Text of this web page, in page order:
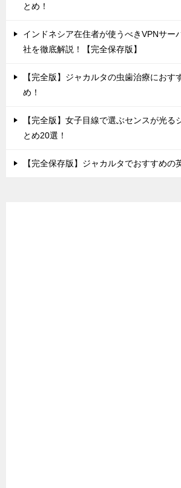
とめ！
インドネシア在住者が使うべきVPNサー
社を徹底解説！【完全保存版】
【完全版】ジャカルタの虫歯治療におす
め！
【完全版】女子目線で選ぶセンスが光る
とめ20選！
【完全保存版】ジャカルタでおすすめの